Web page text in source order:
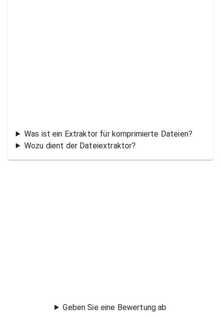
Was ist ein Extraktor für komprimierte Dateien?
Wozu dient der Dateiextraktor?
Geben Sie eine Bewertung ab